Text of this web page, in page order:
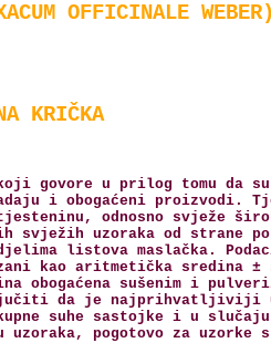
OFFICINALE
KRIČKA
govore u prilog tomu da
i obogaćeni proizvodi.
odnosno svježe
uzoraka od strane
listova maslačka.
kao aritmetička sredina
obogaćena sušenim i
da je najprihvatljiviji
suhe sastojke i u
pogotovo za uzorke